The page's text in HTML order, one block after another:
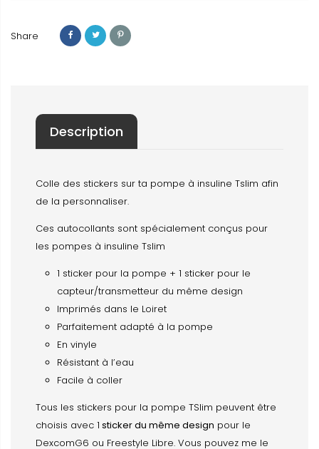
Share
Description
Colle des stickers sur ta pompe à insuline Tslim afin
de la personnaliser.
Ces autocollants sont spécialement conçus pour
les pompes à insuline Tslim
1 sticker pour la pompe + 1 sticker pour le
capteur/transmetteur du même design
Imprimés dans le Loiret
Parfaitement adapté à la pompe
En vinyle
Résistant à l’eau
Facile à coller
Tous les stickers pour la pompe TSlim peuvent être
choisis avec 1 sticker du même design pour le
DexcomG6 ou Freestyle Libre. Vous pouvez me le